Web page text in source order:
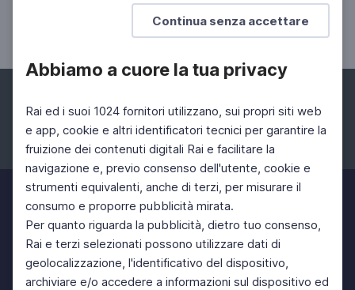
Continua senza accettare
Abbiamo a cuore la tua privacy
Rai ed i suoi 1024 fornitori utilizzano, sui propri siti web
e app, cookie e altri identificatori tecnici per garantire la
fruizione dei contenuti digitali Rai e facilitare la
navigazione e, previo consenso dell'utente, cookie e
strumenti equivalenti, anche di terzi, per misurare il
consumo e proporre pubblicità mirata.
Per quanto riguarda la pubblicità, dietro tuo consenso,
Rai e terzi selezionati possono utilizzare dati di
geolocalizzazione, l'identificativo del dispositivo,
archiviare e/o accedere a informazioni sul dispositivo ed
Convegno a cura dell'Accademia Nazionale dei
Facebook Instagram Twitter